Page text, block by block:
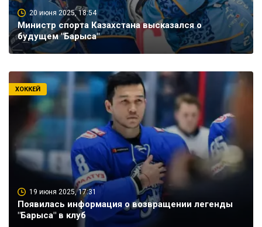
20 июня 2025, 18:54
Министр спорта Казахстана высказался о
будущем "Барыса"
19 июня 2025, 17:31
Появилась информация о возвращении легенды
"Барыса" в клуб
ХОККЕЙ